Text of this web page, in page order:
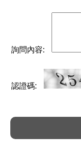
詢問內容:
認證碼: